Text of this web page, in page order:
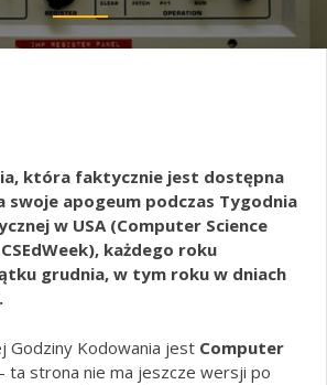
która faktycznie jest dostępna
swoje apogeum podczas Tygodnia
w USA (Computer Science
każdego roku
grudnia, w tym roku w dniach
Godziny Kodowania jest Computer
ta strona nie ma jeszcze wersji po